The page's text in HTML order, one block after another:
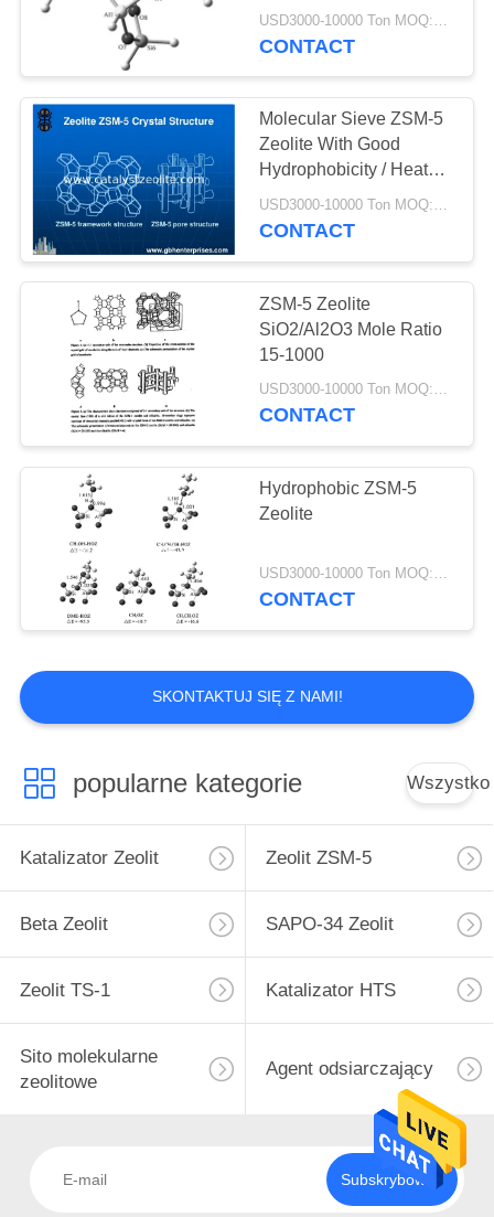
Shift Catalyst
Płynny katalizator
krakingu
katalitycznego
42
Wsparcie dla
katalizatora z tlenku
glinu
83
Niestandardowy
katalizator
Isomerization
CONTACT
Molecular Sieve ZSM-5
Zeolite With Good
Hydrophobicity / Heat
Resistance
USD3000-10000 Ton MOQ:1 KG
CONTACT
ZSM-5 Zeolite
SiO2/Al2O3 Mole Ratio
15-1000
USD3000-10000 Ton MOQ:1 KG
CONTACT
Hydrophobic ZSM-5
Zeolite
USD3000-10000 Ton MOQ:1 KG
CONTACT
SKONTAKTUJ SIĘ Z NAMI!
popularne kategorie Wszystko
Katalizator Zeolit Zeolit ​​ZSM-5
Beta Zeolit SAPO-34 Zeolit
Zeolit ​​TS-1 Katalizator HTS
Sito molekularne
zeolitowe
Agent odsiarczający
Subskrybować